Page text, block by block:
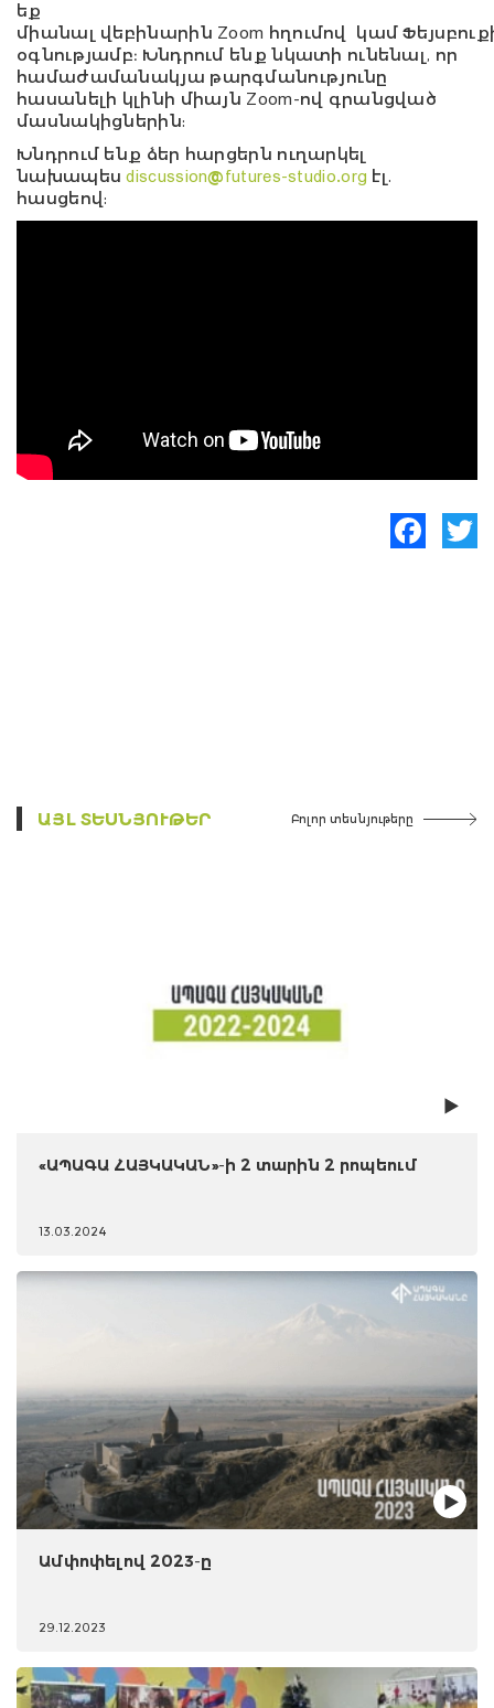
եք
միանալ վեբինարին Zoom հղումով կամ
օգնությամբ։ Խնդրում ենք նկատի ունենալ, որ
համաժամանակյա թարգմանությունը
հասանելի կլինի միայն Zoom-ով գրանցված
մասնակիցներին:
Խնդրում ենք ձեր հարցերն ուղարկել
նախապեսdiscussion@futures-studio.org էլ.
հասցեով:
ԱՅԼ ՏԵՍՆՅՈՒԹԵՐ Բոլոր տեսնյութերը
«ԱՊԱԳԱ ՀԱՅԿԱԿԱՆ»-ի 2 տարին 2 րոպեում
13.03.2024
Ամփոփելով 2023-ը
29.12.2023